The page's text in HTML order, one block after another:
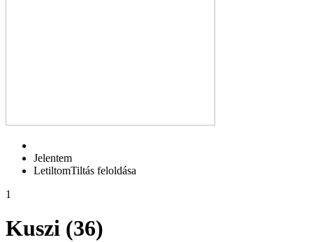
Jelentem
LetiltomTiltás feloldása
1
Kuszi (36)